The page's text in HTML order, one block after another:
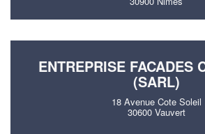
ENTREPRISE FACADES
(SARL)
18 Avenue Cote Soleil
30600 Vauvert